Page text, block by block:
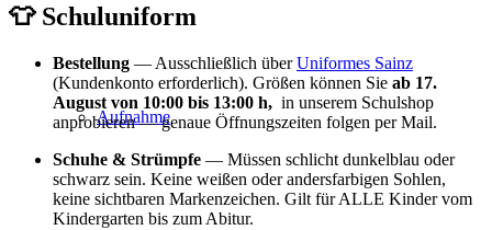
Aufnahme
👕 Schuluniform
Bestellung — Ausschließlich überUniformes Sainz
(Kundenkonto erforderlich). Größen können Sie ab 17.
August von 10:00 bis 13:00 h, in unserem Schulshop
anprobieren — genaue Öffnungszeiten folgen per Mail.
Schuhe & Strümpfe — Müssen schlicht dunkelblau oder
schwarz sein. Keine weißen oder andersfarbigen Sohlen,
keine sichtbaren Markenzeichen. Gilt für ALLE Kinder vom
Kindergarten bis zum Abitur.